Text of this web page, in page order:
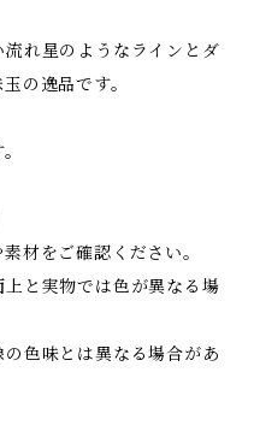
れ星のようなラインとダ
の逸品です。
材をご確認ください。
上と実物では色が異なる場
色味とは異なる場合があ